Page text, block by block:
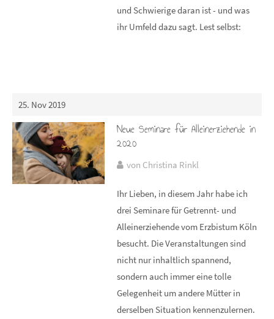
und Schwierige daran ist - und was
ihr Umfeld dazu sagt. Lest selbst:
25. Nov 2019
Neue Seminare für Alleinerziehende in
2020
von Christina Rinkl
Ihr Lieben, in diesem Jahr habe ich
drei Seminare für Getrennt- und
Alleinerziehende vom Erzbistum Köln
besucht. Die Veranstaltungen sind
nicht nur inhaltlich spannend,
sondern auch immer eine tolle
Gelegenheit um andere Mütter in
derselben Situation kennenzulernen.